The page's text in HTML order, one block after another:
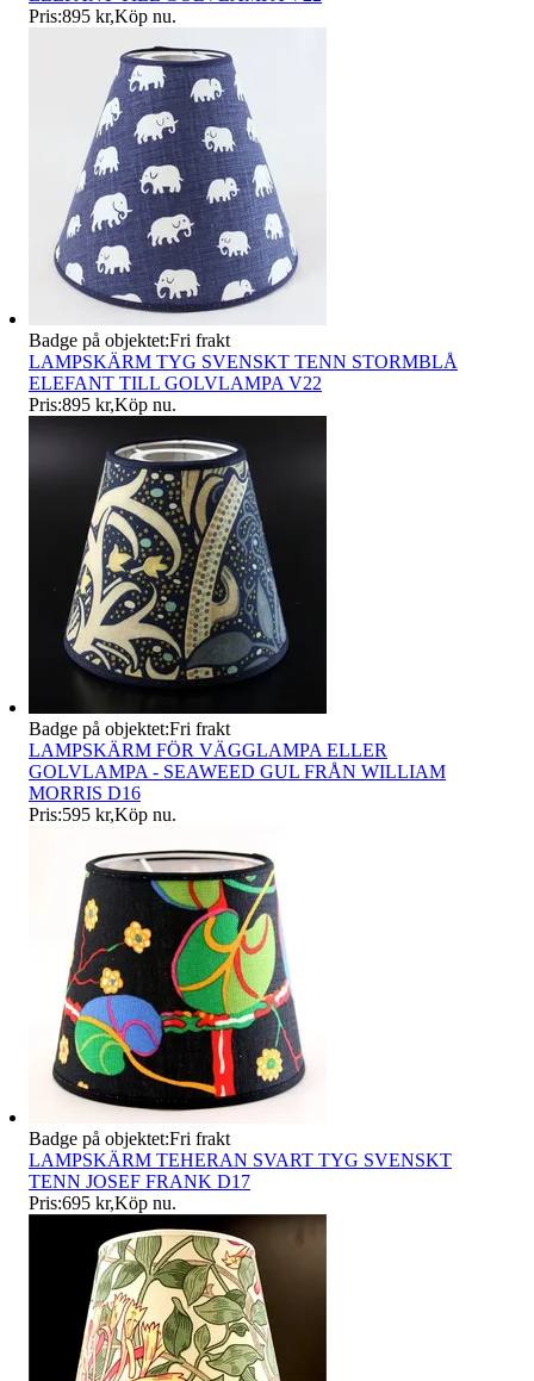
Pris:895 kr,Köp nu.
Badge på objektet:Fri frakt
LAMPSKÄRM TYG SVENSKT TENN STORMBLÅ
ELEFANT TILL GOLVLAMPA V22
Pris:895 kr,Köp nu.
Badge på objektet:Fri frakt
LAMPSKÄRM FÖR VÄGGLAMPA ELLER
GOLVLAMPA - SEAWEED GUL FRÅN WILLIAM
MORRIS D16
Pris:595 kr,Köp nu.
Badge på objektet:Fri frakt
LAMPSKÄRM TEHERAN SVART TYG SVENSKT
TENN JOSEF FRANK D17
Pris:695 kr,Köp nu.